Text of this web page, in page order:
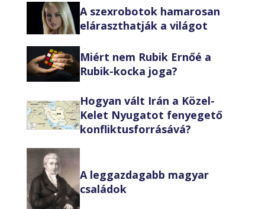
A szexrobotok hamarosan
eláraszthatják a világot
Miért nem Rubik Ernőé a
Rubik-kocka joga?
Hogyan vált Irán a Közel-
Kelet Nyugatot fenyegető
konfliktusforrásává?
A leggazdagabb magyar
családok